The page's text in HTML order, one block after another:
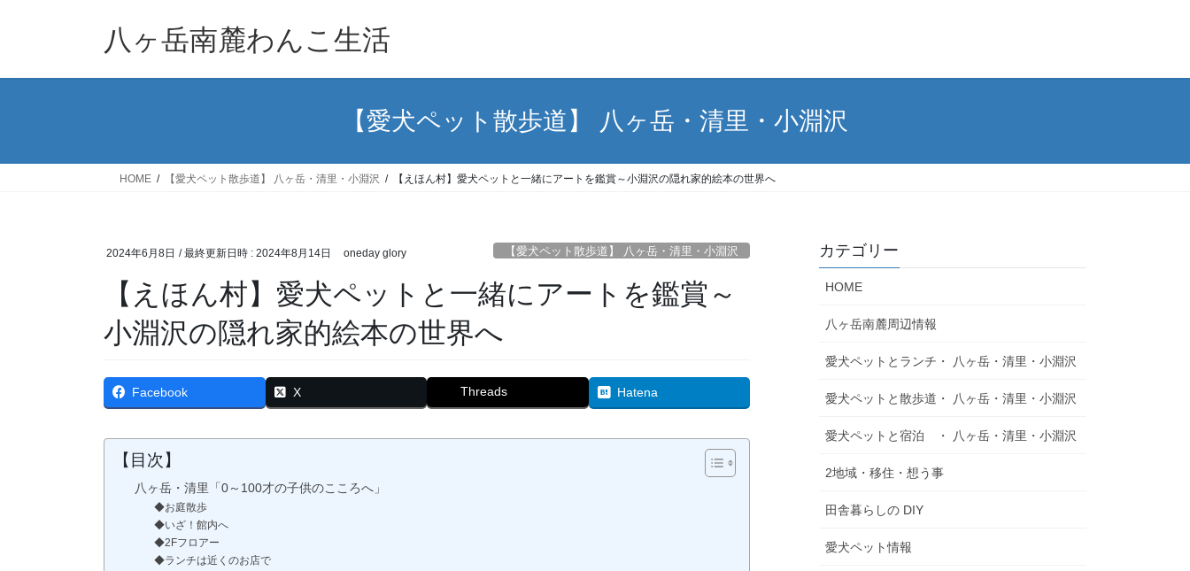
八ヶ岳南麓わんこ生活
【愛犬ペット散歩道】 八ヶ岳・清里・小淵沢
HOME 【愛犬ペット散歩道】 八ヶ岳・清里・小淵沢 【えほん村】愛犬ペットと一緒にアートを鑑賞～小淵沢の隠れ家的絵本の世界へ
2024年6月8日 / 最終更新日時 : 2024年8月14日 oneday glory 【愛犬ペット散歩道】 八ヶ岳・清里・小淵沢
【えほん村】愛犬ペットと一緒にアートを鑑賞～
小淵沢の隠れ家的絵本の世界へ
Facebook X Threads Hatena
【目次】
八ヶ岳・清里「0～100才の子供のこころへ」
◆お庭散歩
◆いざ！館内へ
◆2Fフロアー
◆ランチは近くのお店で
カテゴリー
HOME
八ヶ岳南麓周辺情報
愛犬ペットとランチ・ 八ヶ岳・清里・小淵沢
愛犬ペットと散歩道・ 八ヶ岳・清里・小淵沢
愛犬ペットと宿泊 ・ 八ヶ岳・清里・小淵沢
2地域・移住・想う事
田舎暮らしの DIY
愛犬ペット情報